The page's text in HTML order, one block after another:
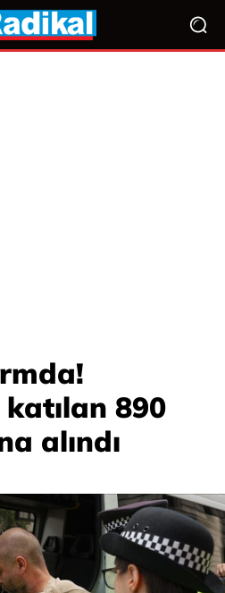
890
alındı